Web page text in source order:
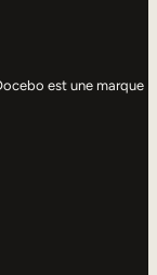
est une marque